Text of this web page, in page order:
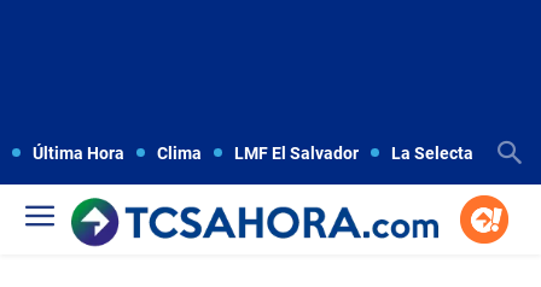
Última Hora Clima LMF El Salvador La Selecta